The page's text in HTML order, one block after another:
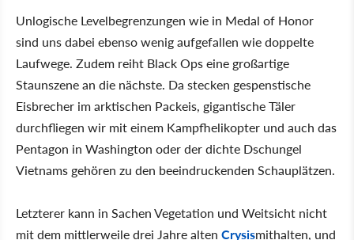
Unlogische Levelbegrenzungen wie in Medal of Honor
sind uns dabei ebenso wenig aufgefallen wie doppelte
Laufwege. Zudem reiht Black Ops eine großartige
Staunszene an die nächste. Da stecken gespenstische
Eisbrecher im arktischen Packeis, gigantische Täler
durchfliegen wir mit einem Kampfhelikopter und auch das
Pentagon in Washington oder der dichte Dschungel
Vietnams gehören zu den beeindruckenden Schauplätzen.
Letzterer kann in Sachen Vegetation und Weitsicht nicht
mit dem mittlerweile drei Jahre alten Crysismithalten, und